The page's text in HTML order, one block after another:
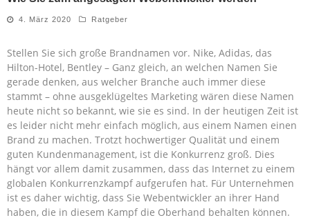
4. März 2020 Ratgeber
Stellen Sie sich große Brandnamen vor. Nike, Adidas, das
Hilton-Hotel, Bentley – Ganz gleich, an welchen Namen Sie
gerade denken, aus welcher Branche auch immer diese
stammt – ohne ausgeklügeltes Marketing wären diese Namen
heute nicht so bekannt, wie sie es sind. In der heutigen Zeit ist
es leider nicht mehr einfach möglich, aus einem Namen einen
Brand zu machen. Trotzt hochwertiger Qualität und einem
guten Kundenmanagement, ist die Konkurrenz groß. Dies
hängt vor allem damit zusammen, dass das Internet zu einem
globalen Konkurrenzkampf aufgerufen hat. Für Unternehmen
ist es daher wichtig, dass Sie Webentwickler an ihrer Hand
haben, die in diesem Kampf die Oberhand behalten können.